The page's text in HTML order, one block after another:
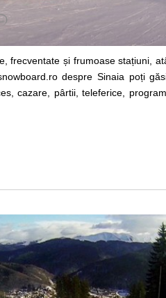
frecventate și frumoase stațiuni,
despre Sinaia poți
cazare, pârtii, teleferice,